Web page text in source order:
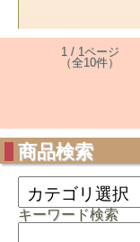
1 / 1ページ
（全10件）
商品検索
キーワード検索